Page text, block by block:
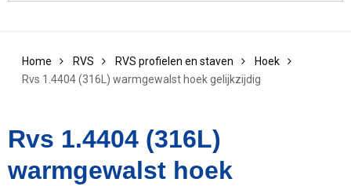
Home RVS RVS profielen en staven
Hoek
Rvs 1.4404 (316L) warmgewalst hoek gelijkzijdig
Rvs 1.4404 (316L)
warmgewalst hoek